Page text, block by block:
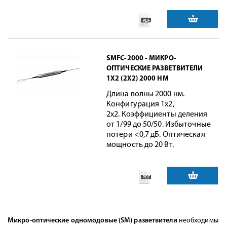
SMFC-2000 - МИКРО-
ОПТИЧЕСКИЕ РАЗВЕТВИТЕЛИ
1X2 (2X2) 2000 НМ
Длина волны 2000 нм.
Конфигурация 1х2,
2х2. Коэффициенты деления
от 1/99 до 50/50. Избыточные
потери <0,7 дБ. Оптическая
мощность до 20 Вт.
Микро-оптические одномодовые (SM) разветвителинеобходимы